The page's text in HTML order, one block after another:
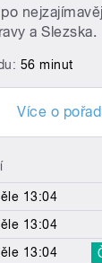
a Slezska.
56 minut
Více o
13:04
13:04
13:04